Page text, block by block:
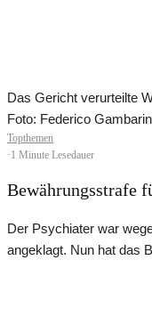
Das Gericht verurteilte
Foto: Federico
Topthemen
·1 Minute Lesedauer
Bewährungsstrafe
Der Psychiater war
angeklagt. Nun hat das